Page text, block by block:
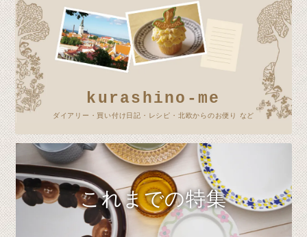
kurashino-me
ダイアリー・買い付け日記・レシピ・北欧からのお便り など
これまでの特集